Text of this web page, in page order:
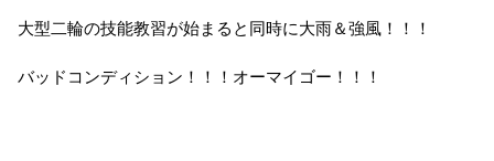
大型二輪の技能教習が始まると同時に大雨＆強風！！！
バッドコンディション！！！オーマイゴー！！！